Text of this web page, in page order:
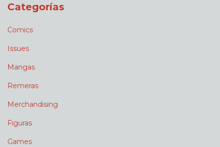
Categorías
Comics
Issues
Mangas
Remeras
Merchandising
Figuras
Games